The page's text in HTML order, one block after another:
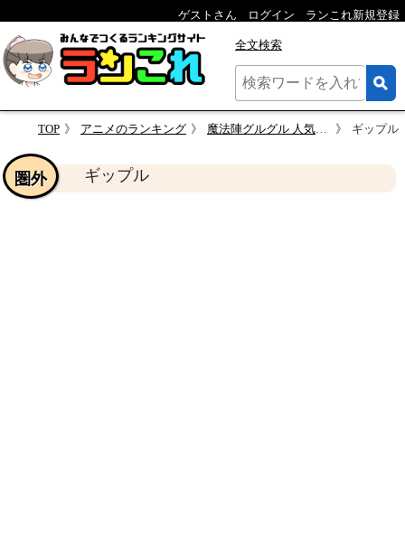
ゲストさん ログイン ランこれ新規登録
全文検索
TOP アニメのランキング 魔法陣グルグル 人気キャラクター投票 ギップル
ギップル
圏外